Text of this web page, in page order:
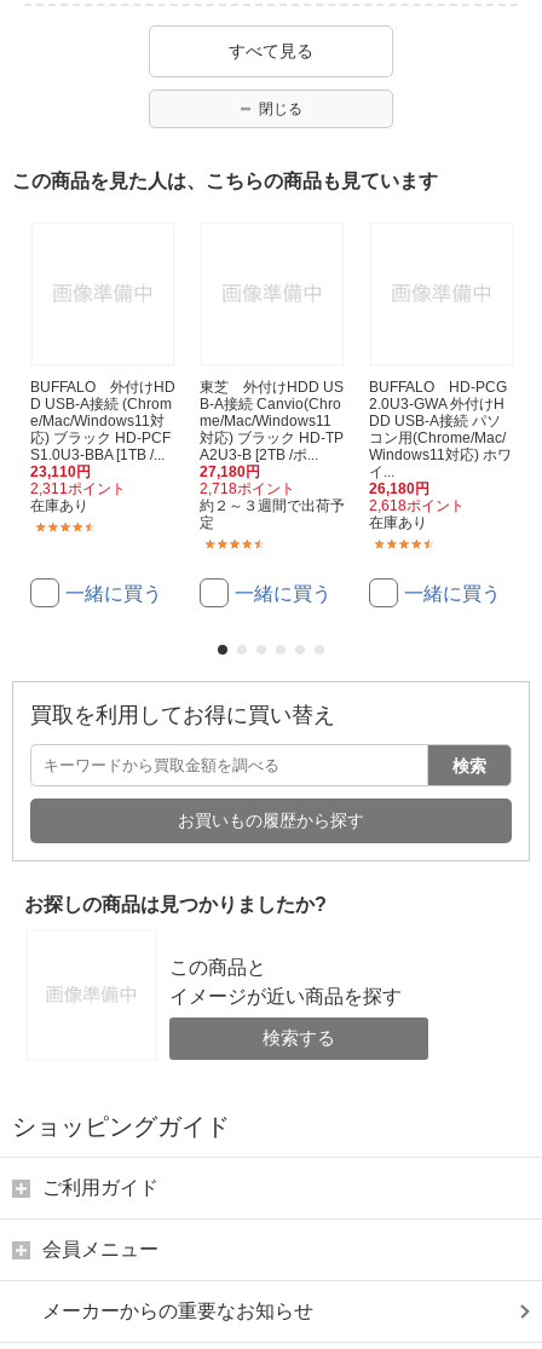
すべて見る
閉じる
この商品を見た人は、こちらの商品も見ています
BUFFALO 外付けHD
D USB-A接続 (Chrom
e/Mac/Windows11対
応) ブラック HD-PCF
S1.0U3-BBA [1TB /...
23,110円
2,311ポイント
在庫あり
一緒に買う
東芝 外付けHDD US
B-A接続 Canvio(Chro
me/Mac/Windows11
対応) ブラック HD-TP
A2U3-B [2TB /ポ...
27,180円
2,718ポイント
約２～３週間で出荷予
定
一緒に買う
BUFFALO HD-PCG
2.0U3-GWA 外付けH
DD USB-A接続 パソ
コン用(Chrome/Mac/
Windows11対応) ホワ
イ...
26,180円
2,618ポイント
在庫あり
一緒に買う
買取を利用してお得に買い替え
検索
お買いもの履歴から探す
お探しの商品は見つかりましたか?
この商品と
イメージが近い商品を探す
検索する
ショッピングガイド
ご利用ガイド
会員メニュー
メーカーからの重要なお知らせ